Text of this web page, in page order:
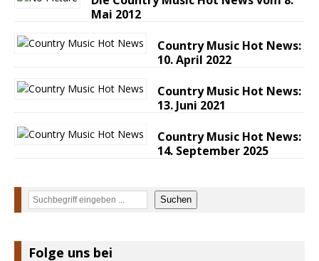
Mai 2012
Country Music Hot News:
10. April 2022
Country Music Hot News:
13. Juni 2021
Country Music Hot News:
14. September 2025
Suchen Suchen
Folge uns bei